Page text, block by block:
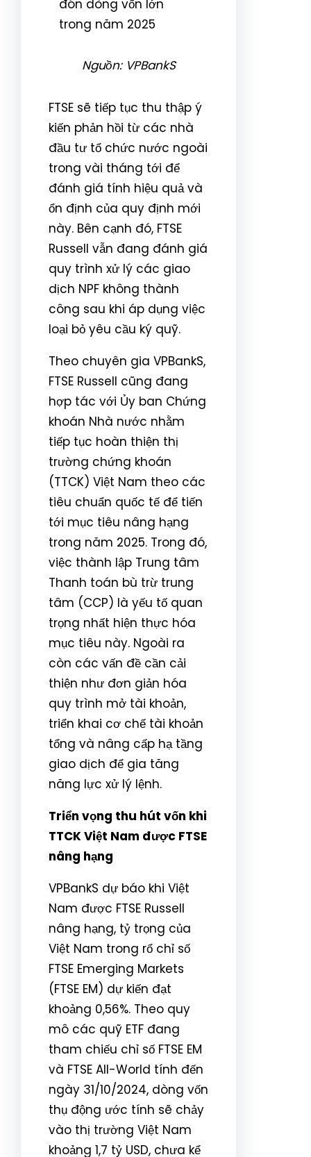
Nguồn: VPBankS
FTSE sẽ tiếp tục thu thập ý
kiến phản hồi từ các nhà
đầu tư tổ chức nước ngoài
trong vài tháng tới để
đánh giá tính hiệu quả và
ổn định của quy định mới
này. Bên cạnh đó, FTSE
Russell vẫn đang đánh giá
quy trình xử lý các giao
dịch NPF không thành
công sau khi áp dụng việc
loại bỏ yêu cầu ký quỹ.
Theo chuyên gia VPBankS,
FTSE Russell cũng đang
hợp tác với Ủy ban Chứng
khoán Nhà nước nhằm
tiếp tục hoàn thiện thị
trường chứng khoán
(TTCK) Việt Nam theo các
tiêu chuẩn quốc tế để tiến
tới mục tiêu nâng hạng
trong năm 2025. Trong đó,
việc thành lập Trung tâm
Thanh toán bù trừ trung
tâm (CCP) là yếu tố quan
trọng nhất hiện thực hóa
mục tiêu này. Ngoài ra
còn các vấn đề cần cải
thiện như đơn giản hóa
quy trình mở tài khoản,
triển khai cơ chế tài khoản
tổng và nâng cấp hạ tầng
giao dịch để gia tăng
năng lực xử lý lệnh.
Triển vọng thu hút vốn khi
TTCK Việt Nam được FTSE
nâng hạng
VPBankS dự báo khi Việt
Nam được FTSE Russell
nâng hạng, tỷ trọng của
Việt Nam trong rổ chỉ số
FTSE Emerging Markets
(FTSE EM) dự kiến đạt
khoảng 0,56%. Theo quy
mô các quỹ ETF đang
tham chiếu chỉ số FTSE EM
và FTSE All-World tính đến
ngày 31/10/2024, dòng vốn
thụ động ước tính sẽ chảy
vào thị trường Việt Nam
khoảng 1,7 tỷ USD, chưa kể